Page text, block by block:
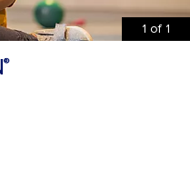
1 of 1
®